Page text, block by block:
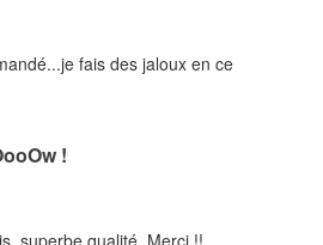
fais des jaloux en ce
!
superbe qualité. Merci !!